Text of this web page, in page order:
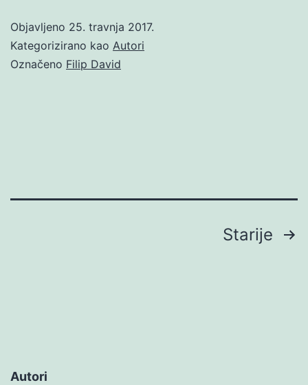
Objavljeno 25. travnja 2017.
Kategorizirano kao Autori
Označeno Filip David
Starije
Autori